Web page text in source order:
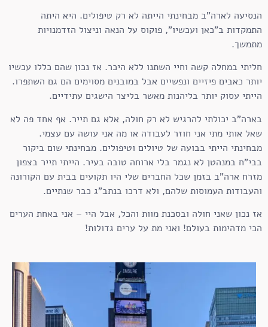
הנסיעה לארה"ב מבחינתי הייתה לא רק טיפולים. היא היתה
התמקדות ב"כאן ועכשיו", פוקוס על הנאה וניצול הזדמנויות
מתמשך.
חליתי במחלה קשה וחיי השתנו ללא היכר. אז נכון שהם כללו עכשיו
יותר כאבים פיזיים ונפשיים אבל במובנים מסוימים הם גם השתפרו.
הייתי עסוק יותר בליהנות מאשר בליצר הישגים עתידיים.
בארה"ב יכולתי להרגיש לא רק חולה, אלא גם תייר. אף אחד פה לא
שאל אותי מתי אני חוזר לעבודה או מה אני עושה עם עצמי.
מבחינתי הייתי בבועה של טיולים וטיפולים. מבחינתי שום ביקור
בבי"ח במנהטן לא נגמר בלי ארוחה טובה בעיר. הייתי תייר בצפון
מזרח ארה"ב בזמן שכל החברים שלי היו תקועים בבית עם הקורונה
והעבודות העמוסות שלהם, ולא דרכו בנתב"ג כבר שנתיים.
אז נכון שאני חולה ובסכנת מוות והכל, אבל היי – אני באחת הערים
הכי מדהימות בעולם! ואני מת על ערים גדולות!